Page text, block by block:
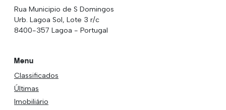
Rua Municipio de S Domingos
Urb. Lagoa Sol, Lote 3 r/c
8400-357 Lagoa - Portugal
Menu
Classificados
Últimas
Imobiliário